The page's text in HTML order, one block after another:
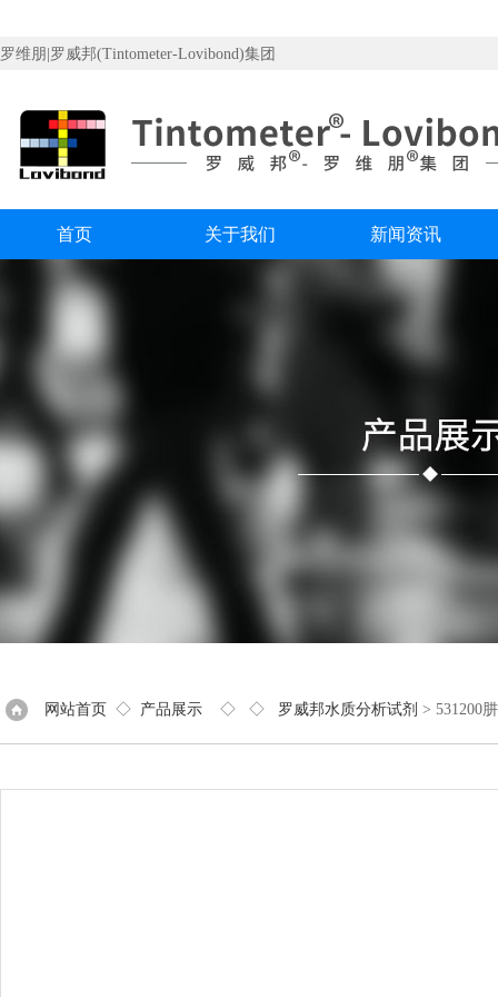
罗维朋|罗威邦(Tintometer-Lovibond)集团
首页 关于我们 新闻资讯
网站首页 ◇ 产品展示 ◇ ◇ 罗威邦水质分析试剂 > 531200